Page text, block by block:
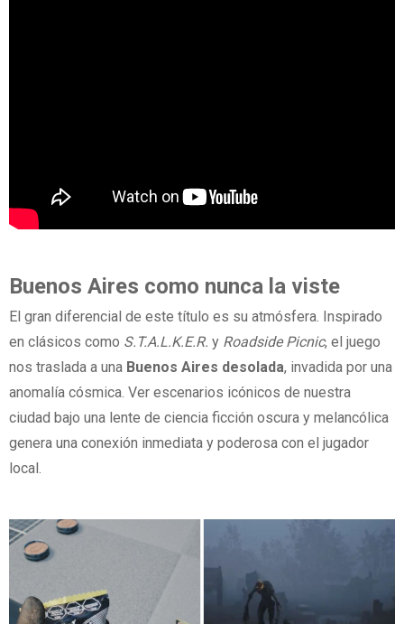
Buenos Aires como nunca la viste
El gran diferencial de este título es su atmósfera. Inspirado
en clásicos como S.T.A.L.K.E.R. y Roadside Picnic, el juego
nos traslada a una Buenos Aires desolada, invadida por una
anomalía cósmica. Ver escenarios icónicos de nuestra
ciudad bajo una lente de ciencia ficción oscura y melancólica
genera una conexión inmediata y poderosa con el jugador
local.